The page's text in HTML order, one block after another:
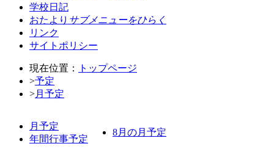
学校日記
おたより サブメニューをひらく
リンク
サイトポリシー
現在位置：
トップページ
>予定
>月予定
月予定
年間行事予定
8月の月予定